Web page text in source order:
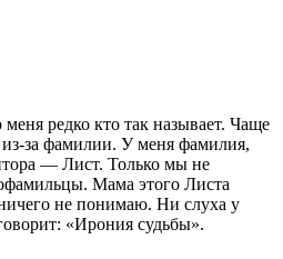
редко кто так называет. Чаще
за фамилии. У меня фамилия,
— Лист. Только мы не
Мама этого Листа
не понимаю. Ни слуха у
«Ирония судьбы».